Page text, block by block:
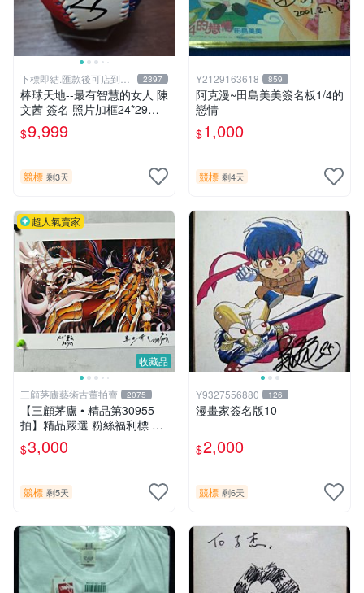
下標即結.匯款後可店到店
關於我
2397
棒球天地--最有智慧的女人 陳
文茜 簽名 照片加框24*29公
分+國旗球.層層管道才獲得.
僅此一組..
$9,999
競標 剩3天
Y2129163618 859
阿克漫~田島美美簽名板1/4的
戀情
$1,000
競標 剩4天
收藏品
超人氣賣家
三顧茅廬藝術古董拍賣 2075
【三顧茅廬 • 精品第30955
拍】精品嚴選 粉絲福利標 日
本動漫大師 車田正美簽名照
片《聖鬥士星矢》！ 特惠起
$3,000
競標 剩5天
Y9327556880 126
漫畫家簽名版10
$2,000
競標 剩6天